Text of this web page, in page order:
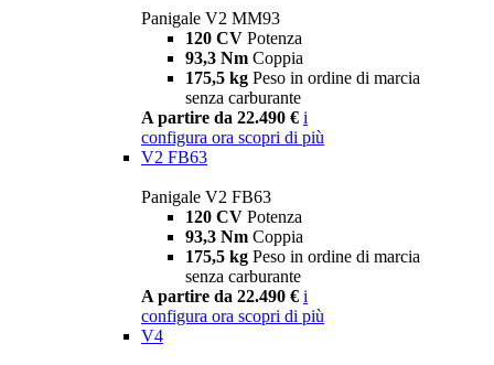
Panigale V2 MM93
120 CV Potenza
93,3 Nm Coppia
175,5 kg Peso in ordine di marcia
senza carburante
A partire da 22.490 € i
configura ora scopri di più
V2 FB63
Panigale V2 FB63
120 CV Potenza
93,3 Nm Coppia
175,5 kg Peso in ordine di marcia
senza carburante
A partire da 22.490 € i
configura ora scopri di più
V4